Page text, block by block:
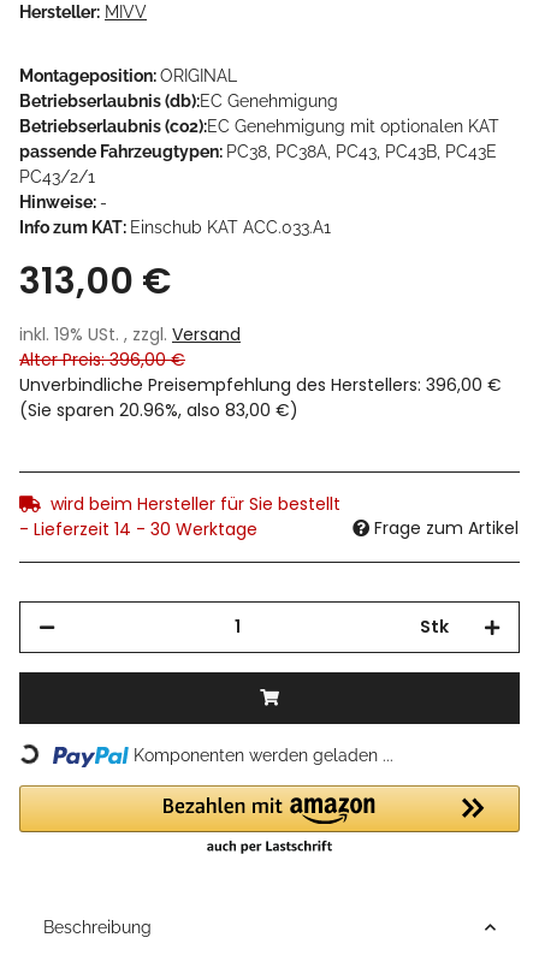
Hersteller: MIVV
Montageposition:ORIGINAL
Betriebserlaubnis (db):EC Genehmigung
Betriebserlaubnis (co2):EC Genehmigung mit optionalen KAT
passende Fahrzeugtypen: PC38, PC38A, PC43, PC43B, PC43E
PC43/2/1
Hinweise: -
Info zum KAT: Einschub KAT ACC.033.A1
313,00 €
inkl. 19% USt. , zzgl. Versand
Alter Preis: 396,00 €
Unverbindliche Preisempfehlung des Herstellers: 396,00 €
(Sie sparen 20.96%, also 83,00 €)
wird beim Hersteller für Sie bestellt
- Lieferzeit 14 - 30 Werktage
Frage zum Artikel
Stk
Loading... Komponenten werden geladen ...
Beschreibung